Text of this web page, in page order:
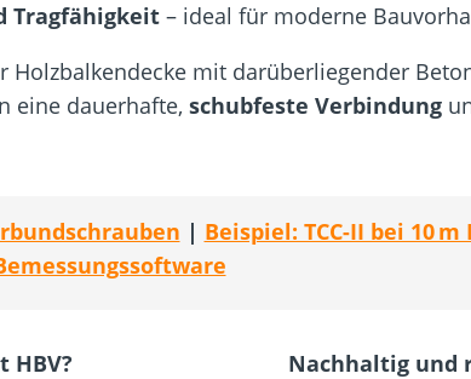
Tragfähigkeit– ideal für moderne
Holzbalkendecke mit darüberliegender
eine dauerhafte, schubfeste Verbindung
| ​​​​​​ Beispiel: TCC-II bei 10
HBV?
Nachhaltig und